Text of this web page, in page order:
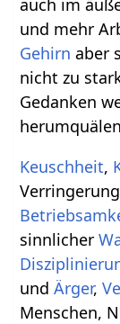
auch im
und mehr
Gehirn aber
nicht zu
Gedanken
Keuschheit,
sinnlicher
undÄrger,
Menschen,